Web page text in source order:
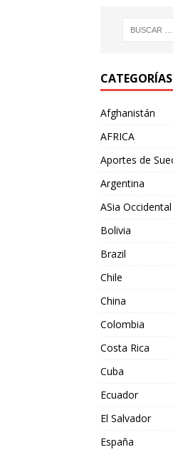
CATEGORÍAS
Afghanistán
AFRICA
Aportes de
Argentina
ASia Occidental
Bolivia
Brazil
Chile
China
Colombia
Costa Rica
Cuba
Ecuador
El Salvador
España